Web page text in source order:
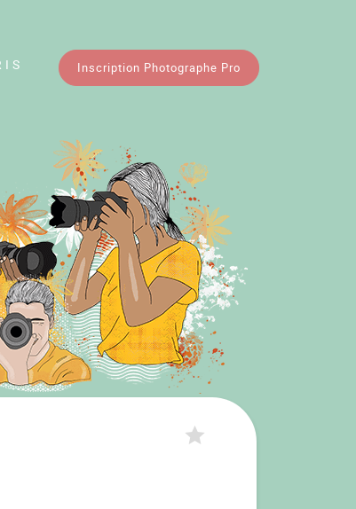
Inscription Photographe Pro